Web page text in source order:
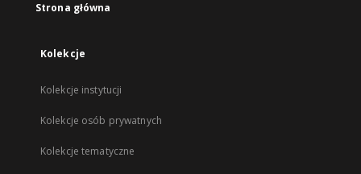
Strona główna
Kolekcje
Kolekcje instytucji
Kolekcje osób prywatnych
Kolekcje tematyczne